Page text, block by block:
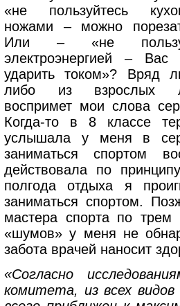
«не пользуйтесь
ножами – можно
Или – «не
электроэнергией – Вас
ударить током»? Вряд
либо из взрослых
воспримет мои слова
Когда-то в 8 классе
услышала у меня в
заниматься спортом
действовала по
полгода отдыха я
заниматься спортом.
мастера спорта по
«шумов» у меня не
забота врачей наносит
«Согласно
комитета, из всех